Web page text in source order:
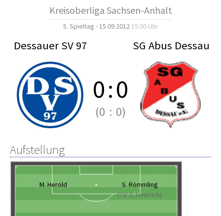
Kreisoberliga Sachsen-Anhalt
5. Spieltag - 15.09.2012 15:00 Uhr
Dessauer SV 97 SG Abus Dessau
0:0
(0 : 0)
Aufstellung
M. Herold
S. Römmling
(72' C. Heinrich)